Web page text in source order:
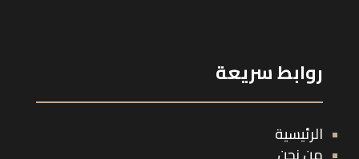
روابط سريعة
الرئيسية